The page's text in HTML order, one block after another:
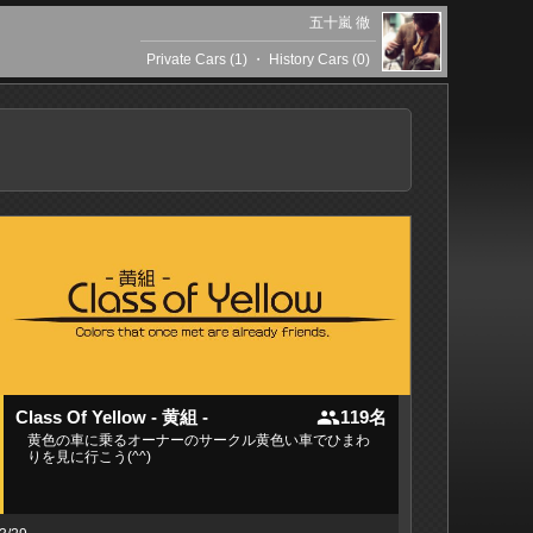
五十嵐 徹
Private Cars (1) ・ History Cars (0)
Class Of Yellow - 黄組 - people119名
黄色の車に乗るオーナーのサークル黄色い車でひまわ
りを見に行こう(^^)